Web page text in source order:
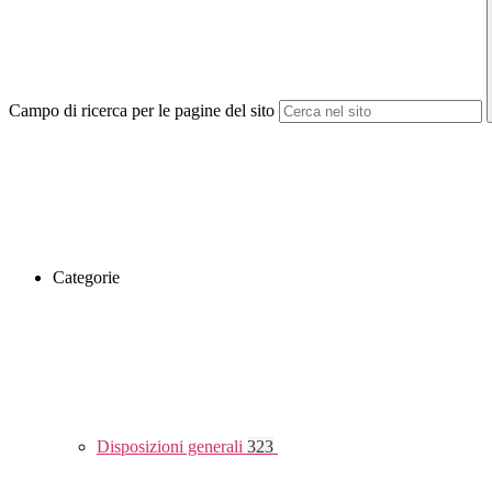
Campo di ricerca per le pagine del sito
Categorie
Disposizioni generali 323